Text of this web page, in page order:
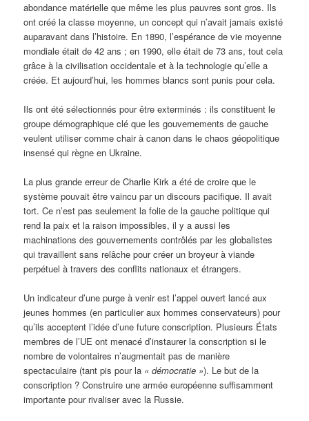
abondance matérielle que même les plus pauvres sont gros. Ils
ont créé la classe moyenne, un concept qui n’avait jamais existé
auparavant dans l’histoire. En 1890, l’espérance de vie moyenne
mondiale était de 42 ans ; en 1990, elle était de 73 ans, tout cela
grâce à la civilisation occidentale et à la technologie qu’elle a
créée. Et aujourd’hui, les hommes blancs sont punis pour cela.
Ils ont été sélectionnés pour être exterminés : ils constituent le
groupe démographique clé que les gouvernements de gauche
veulent utiliser comme chair à canon dans le chaos géopolitique
insensé qui règne en Ukraine.
La plus grande erreur de Charlie Kirk a été de croire que le
système pouvait être vaincu par un discours pacifique. Il avait
tort. Ce n’est pas seulement la folie de la gauche politique qui
rend la paix et la raison impossibles, il y a aussi les
machinations des gouvernements contrôlés par les globalistes
qui travaillent sans relâche pour créer un broyeur à viande
perpétuel à travers des conflits nationaux et étrangers.
Un indicateur d’une purge à venir est l’appel ouvert lancé aux
jeunes hommes (en particulier aux hommes conservateurs) pour
qu’ils acceptent l’idée d’une future conscription. Plusieurs États
membres de l’UE ont menacé d’instaurer la conscription si le
nombre de volontaires n’augmentait pas de manière
spectaculaire (tant pis pour la « démocratie »). Le but de la
conscription ? Construire une armée européenne suffisamment
importante pour rivaliser avec la Russie.